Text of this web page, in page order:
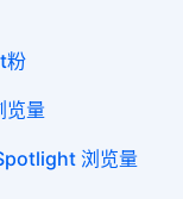
粉
览量
浏览量